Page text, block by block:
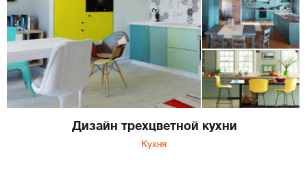
Дизайн трехцветной кухни
Кухня